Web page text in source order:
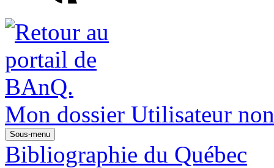
Mon dossier Utilisateur
Sous-menu
Bibliographie du Québec